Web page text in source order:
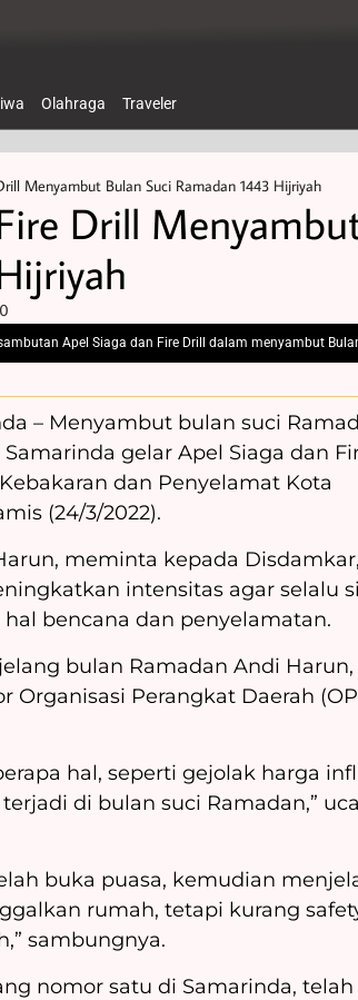
Olahraga Traveler
Menyambut Bulan Suci Ramadan 1443 Hijriyah
Drill
Apel Siaga dan Fire Drill dalam menyambut
– Menyambut bulan suci
gelar Apel Siaga dan
dan Penyelamat Kota
(24/3/2022).
meminta kepada
intensitas agar selalu
bencana dan penyelamatan.
bulan Ramadan Andi Harun,
Organisasi Perangkat Daerah
hal, seperti gejolak harga
di bulan suci Ramadan,”
buka puasa, kemudian
rumah, tetapi kurang
sambungnya.
nomor satu di Samarinda, telah